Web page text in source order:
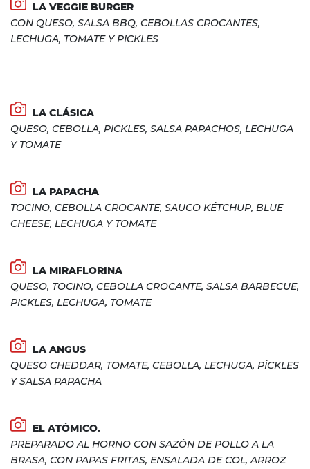
LA VEGGIE BURGER
CON QUESO, SALSA BBQ, CEBOLLAS CROCANTES,
LECHUGA, TOMATE Y PICKLES
LA CLÁSICA
QUESO, CEBOLLA, PICKLES, SALSA PAPACHOS, LECHUGA
Y TOMATE
LA PAPACHA
TOCINO, CEBOLLA CROCANTE, SAUCO KÉTCHUP, BLUE
CHEESE, LECHUGA Y TOMATE
LA MIRAFLORINA
QUESO, TOCINO, CEBOLLA CROCANTE, SALSA BARBECUE,
PICKLES, LECHUGA, TOMATE
LA ANGUS
QUESO CHEDDAR, TOMATE, CEBOLLA, LECHUGA, PÍCKLES
Y SALSA PAPACHA
EL ATÓMICO.
PREPARADO AL HORNO CON SAZÓN DE POLLO A LA
BRASA, CON PAPAS FRITAS, ENSALADA DE COL, ARROZ